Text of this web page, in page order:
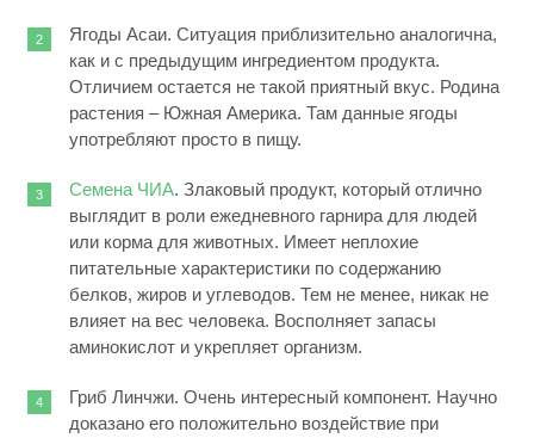
Ягоды Асаи. Ситуация приблизительно аналогична,
как и с предыдущим ингредиентом продукта.
Отличием остается не такой приятный вкус. Родина
растения – Южная Америка. Там данные ягоды
употребляют просто в пищу.
Семена ЧИА. Злаковый продукт, который отлично
выглядит в роли ежедневного гарнира для людей
или корма для животных. Имеет неплохие
питательные характеристики по содержанию
белков, жиров и углеводов. Тем не менее, никак не
влияет на вес человека. Восполняет запасы
аминокислот и укрепляет организм.
Гриб Линчжи. Очень интересный компонент. Научно
доказано его положительно воздействие при